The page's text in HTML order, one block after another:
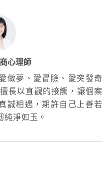
心理師
做夢、愛冒險、愛突發奇
長以直觀的接觸，讓個案
誠相遇，期許自己上善若
淨如玉。